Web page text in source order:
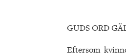
GUDS ORD
Eftersom